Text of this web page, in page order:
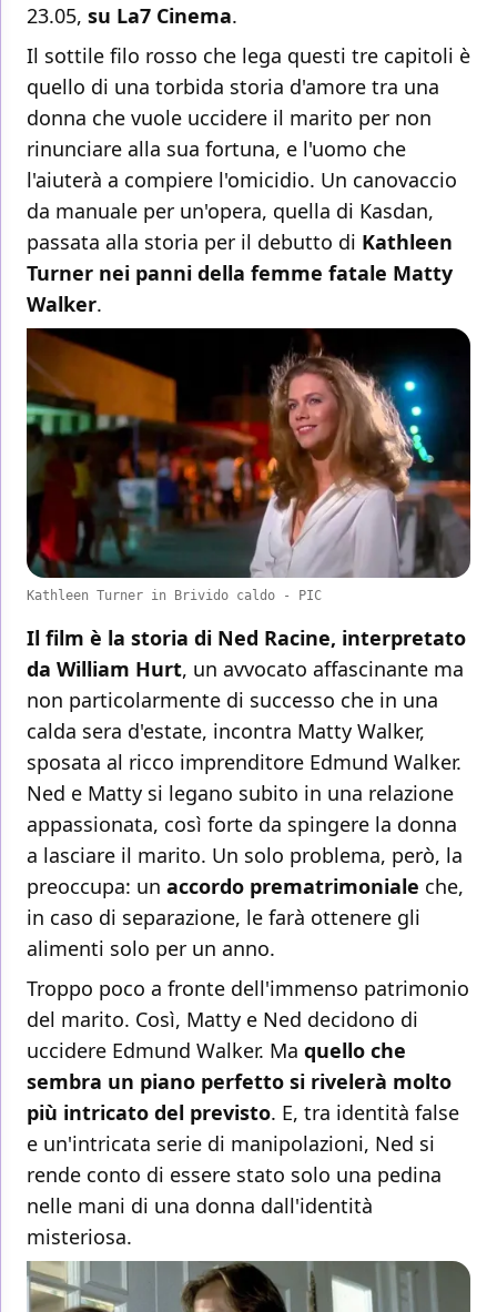
23.05, su La7 Cinema.
Il sottile filo rosso che lega questi tre capitoli è
quello di una torbida storia d'amore tra una
donna che vuole uccidere il marito per non
rinunciare alla sua fortuna, e l'uomo che
l'aiuterà a compiere l'omicidio. Un canovaccio
da manuale per un'opera, quella di Kasdan,
passata alla storia per il debutto di Kathleen
Turner nei panni della femme fatale Matty
Walker.
Kathleen Turner in Brivido caldo - PIC
Il film è la storia di Ned Racine, interpretato
da William Hurt, un avvocato affascinante ma
non particolarmente di successo che in una
calda sera d'estate, incontra Matty Walker,
sposata al ricco imprenditore Edmund Walker.
Ned e Matty si legano subito in una relazione
appassionata, così forte da spingere la donna
a lasciare il marito. Un solo problema, però, la
preoccupa: un accordo prematrimoniale che,
in caso di separazione, le farà ottenere gli
alimenti solo per un anno.
Troppo poco a fronte dell'immenso patrimonio
del marito. Così, Matty e Ned decidono di
uccidere Edmund Walker. Ma quello che
sembra un piano perfetto si rivelerà molto
più intricato del previsto. E, tra identità false
e un'intricata serie di manipolazioni, Ned si
rende conto di essere stato solo una pedina
nelle mani di una donna dall'identità
misteriosa.